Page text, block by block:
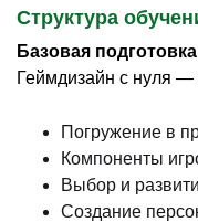
Структура
Базовая подготовка
Геймдизайн с нуля —
Погружение в
Компоненты
Выбор и
Создание